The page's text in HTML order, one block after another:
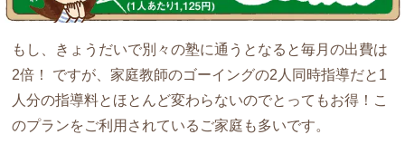
もし、きょうだいで別々の塾に通うとなると毎月の出費は
2倍！ ですが、家庭教師のゴーイングの2人同時指導だと 1
人分の指導料とほとんど変わらないのでとってもお得！こ
のプランをご利用されているご家庭も多いです。